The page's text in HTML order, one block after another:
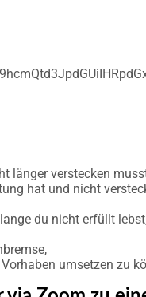
länger verstecken
hat und nicht
du nicht erfüllt
umsetzen zu